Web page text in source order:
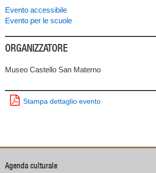
Evento accessibile
Evento per le scuole
ORGANIZZATORE
Museo Castello San Materno
Stampa dettaglio evento
Agenda culturale